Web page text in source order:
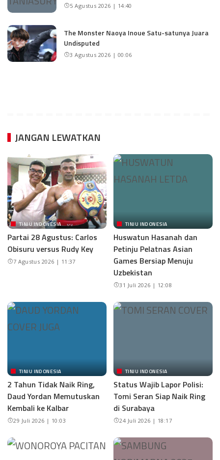
5 Agustus 2026 | 14:40
The Monster Naoya Inoue Satu-satunya Juara
Undisputed
3 Agustus 2026 | 00:06
JANGAN LEWATKAN
TINJU INDONESIA
Partai 28 Agustus: Carlos
Obisuru versus Rudy Key
7 Agustus 2026 | 11:37
TINJU INDONESIA
Huswatun Hasanah dan
Petinju Pelatnas Asian
Games Bersiap Menuju
Uzbekistan
31 Juli 2026 | 12:08
TINJU INDONESIA
2 Tahun Tidak Naik Ring,
Daud Yordan Memutuskan
Kembali ke Kalbar
29 Juli 2026 | 10:03
TINJU INDONESIA
Status Wajib Lapor Polisi:
Tomi Seran Siap Naik Ring
di Surabaya
24 Juli 2026 | 18:17